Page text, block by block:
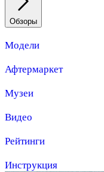
Обзоры
Модели
Афтермаркет
Музеи
Видео
Рейтинги
Инструкция